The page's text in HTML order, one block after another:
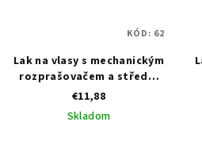
Lak na vlasy s mechanickým
rozprašovačem a střední
fixací Lovien Sculpting
Hairspray - 350 ml
€11,88
Skladom
KÓD: 62